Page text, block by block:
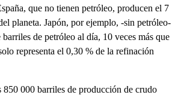
que no tienen petróleo, producen el 7
planeta. Japón, por ejemplo, -sin petróleo-
de petróleo al día, 10 veces más que
representa el 0,30 % de la refinación
000 barriles de producción de crudo